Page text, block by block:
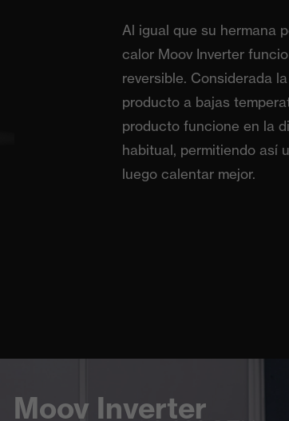
Al igual que su hermana
calor Moov Inverter
reversible. Considerada
producto a bajas
producto funcione en la
habitual, permitiendo así
luego calentar mejor.
Moov Inverter